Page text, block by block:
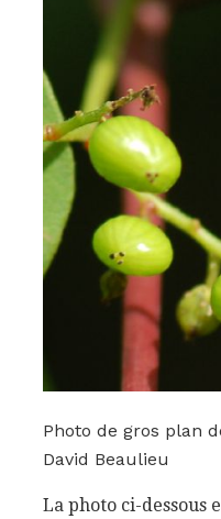
Photo de gros plan
David Beaulieu
La photo ci-dessous